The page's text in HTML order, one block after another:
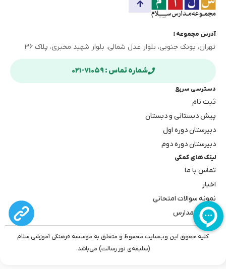
آدرس مجموعه :
تهران، پونک جنوبی، بلوار عدل شمالی، بلوار شهید مخبری، پلاک ۳۶
شماره تماس : ۷۱۰۵۹-۰۲۱
دسترسی سریع
ثبت نام
پیش دبستانی و دبستان
دبیرستان دوره اول
دبیرستان دوره دوم
لینک های کمکی
تماس با ما
اخبار
نمونه سوالات امتحانی
بهترین مدارس
کلیه حقوق این وب‌سایت محفوظ و متعلق به موسسه فرهنگی آموزشی سلام
(سلیمه‌ی نور رسالت) می‌باشد.